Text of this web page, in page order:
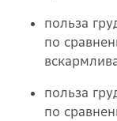
польза
по
польза
по